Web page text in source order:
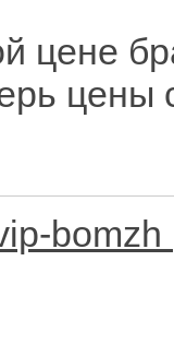
цене
цены
bomzh